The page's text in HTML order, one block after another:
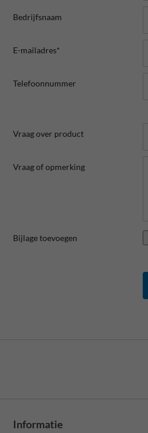
Bedrijfsnaam
E-mailadres*
Telefoonnummer
Vraag over product
Vraag of opmerking
Bijlage toevoegen
Informatie